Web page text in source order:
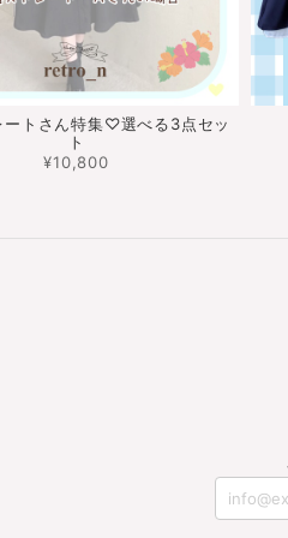
ートさん特集♡選べる3点セッ
ト
¥10,800